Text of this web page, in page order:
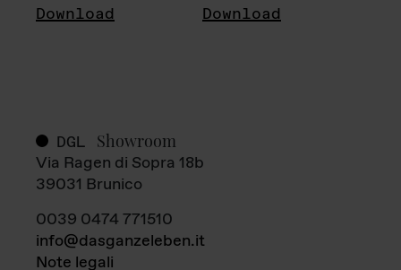
Download Download
DGL Showroom
Via Ragen di Sopra 18b
39031 Brunico
0039 0474 771510
info@dasganzeleben.it
Note legali